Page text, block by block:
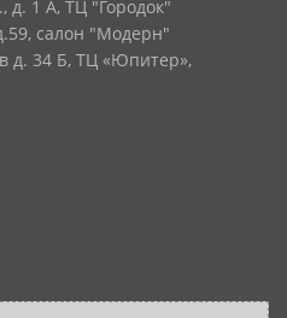
д. 1 А, ТЦ "Городок"
салон "Модерн"
д. 34 Б, ТЦ «Юпитер»,